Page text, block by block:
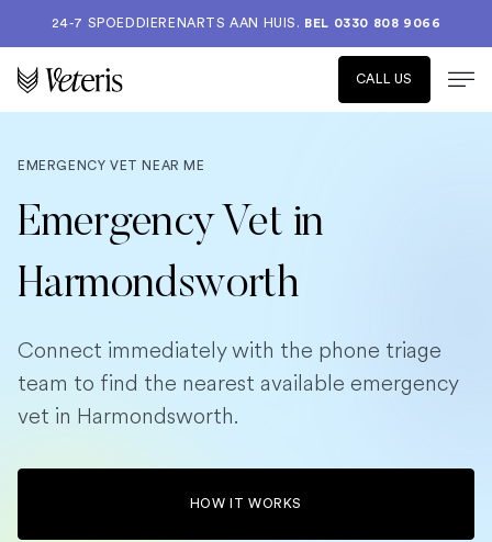
24-7 SPOEDDIERENARTS AAN HUIS. BEL 0330 808 9066
CALL US
EMERGENCY VET NEAR ME
Emergency Vet in
Harmondsworth
Connect immediately with the phone triage
team to find the nearest available emergency
vet in Harmondsworth.
HOW IT WORKS